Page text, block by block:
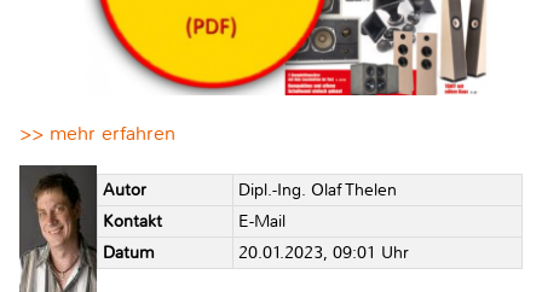
>> mehr erfahren
Autor
Dipl.-Ing. Olaf Thelen
Kontakt
E-Mail
Datum
20.01.2023, 09:01 Uhr